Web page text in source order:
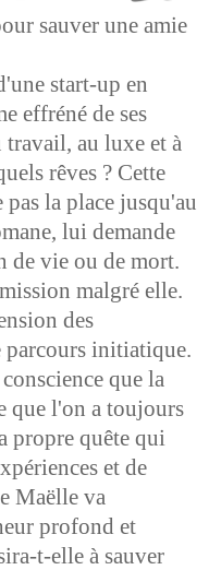
sauver une amie
start-up en
effréné de ses
travail, au luxe et à
rêves ? Cette
la place jusqu'au
lui demande
de vie ou de mort.
malgré elle.
des
parcours initiatique.
que la
que l'on a toujours
propre quête qui
et de
Maëlle va
profond et
t-elle à sauver